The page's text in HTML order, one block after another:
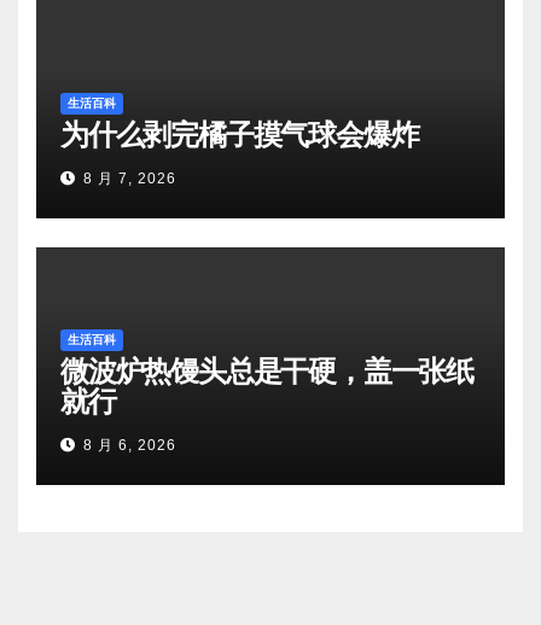
生活百科
为什么剥完橘子摸气球会爆炸
8 月 7, 2026
生活百科
微波炉热馒头总是干硬，盖一张纸
就行
8 月 6, 2026